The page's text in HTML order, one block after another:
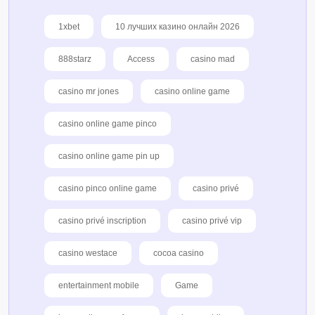
1xbet 10 лучших казино онлайн 2026
888starz Access casino mad
casino mr jones casino online game
casino online game pinco
casino online game pin up
casino pinco online game casino privé
casino privé inscription casino privé vip
casino westace cocoa casino
entertainment mobile Game